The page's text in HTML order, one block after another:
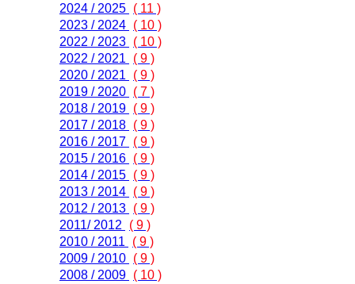
2024 / 2025 ( 11 )
2023 / 2024 ( 10 )
2022 / 2023 ( 10 )
2022 / 2021
( 9 )
2020 / 2021
( 9 )
2019 / 2020 ( 7 )
2018 / 2019 ( 9 )
2017 / 2018 ( 9 )
2016 / 2017 ( 9 )
2015 / 2016 ( 9 )
2014 / 2015 ( 9 )
2013 / 2014 ( 9 )
2012 / 2013 ( 9 )
2011/ 2012
( 9 )
2010 / 2011
( 9 )
2009 / 2010 ( 9 )
2008 / 2009 ( 10 )